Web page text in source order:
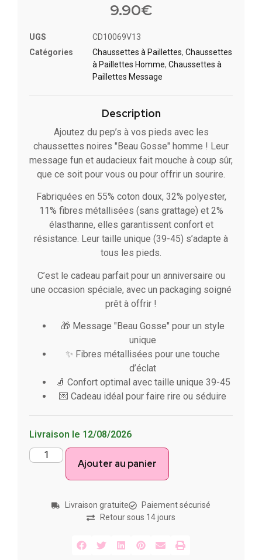
9.90€
UGS
CD10069V13
Catégories
Chaussettes à Paillette​s, Chaussettes
à Paillettes Homme, Chaussettes à
Paillettes Message​
Description
Ajoutez du pep’s à vos pieds avec les
chaussettes noires "Beau Gosse" homme ! Leur
message fun et audacieux fait mouche à coup sûr,
que ce soit pour vous ou pour offrir un sourire.
Fabriquées en 55% coton doux, 32% polyester,
11% fibres métallisées (sans grattage) et 2%
élasthanne, elles garantissent confort et
résistance. Leur taille unique (39-45) s’adapte à
tous les pieds.
C’est le cadeau parfait pour un anniversaire ou
une occasion spéciale, avec un packaging soigné
prêt à offrir !
🎁 Message "Beau Gosse" pour un style
unique
✨ Fibres métallisées pour une touche
d’éclat
🧦 Confort optimal avec taille unique 39-45
💌 Cadeau idéal pour faire rire ou séduire
Livraison le 12/08/2026
Ajouter au panier
Livraison gratuite
Paiement sécurisé
Retour sous 14 jours